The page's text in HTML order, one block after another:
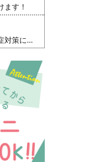
ます！
対策に...